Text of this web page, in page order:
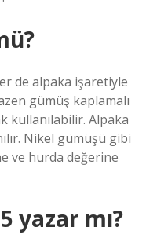
de alpaka işaretiyle
gümüş kaplamalı
kullanılabilir. Alpaka
Nikel gümüşü gibi
ve hurda değerine
yazar mı?